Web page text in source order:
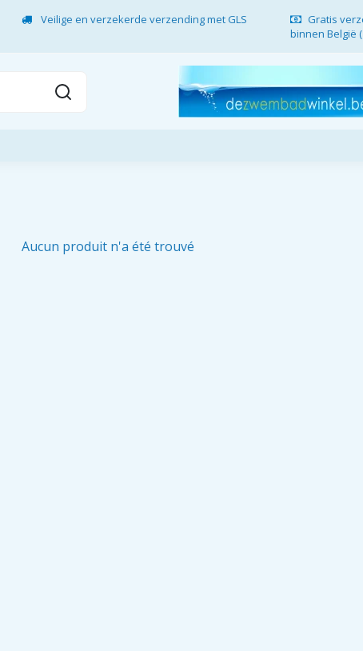
Veilige en verzekerde verzending met GLS
Gratis
binnen België
Aucun produit n'a été trouvé